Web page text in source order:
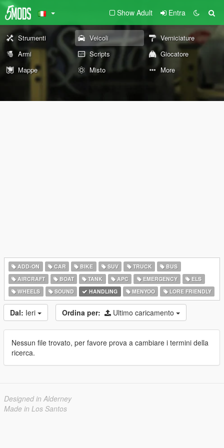
Show Adult Entra
Strumenti Veicoli
Verniciature
Armi
Scripts
Giocatore
Mappe
Misto More
ADD-ON CAR BIKE SUV TRUCK
BUS
AIRCRAFT
BOAT TANK APC EMERGENCY
ELS
WHEELS
SOUND HANDLING MENYOO LORE FRIENDLY
Dal: Ieri Ordina per: Ultimo caricamento
Nessun file trovato, per favore prova a cambiare i termini della
ricerca.
Designed in Alderney
Made in Los Santos